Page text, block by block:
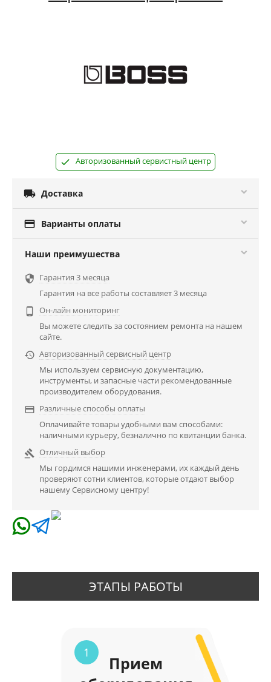
Авторизованный сервистный центр
 Доставка
 Варианты оплаты
Наши преимушества
 Гарантия 3 месяца
Гарантия на все работы составляет 3 месяца

Он-лайн мониторинг
Вы можете следить за состоянием ремонта на нашем
сайте.
 Авторизованный сервисный центр
Мы используем сервисную документацию,
инструменты, и запасные части рекомендованные
производителем оборудования.
 Различные способы оплаты
Оплачивайте товары удобными вам способами:
наличными курьеру, безналично по квитанции банка.
 Отличный выбор
Мы гордимся нашими инженерами, их каждый день
проверяют сотни клиентов, которые отдают выбор
нашему Сервисному центру!
ЭТАПЫ РАБОТЫ
1
Прием